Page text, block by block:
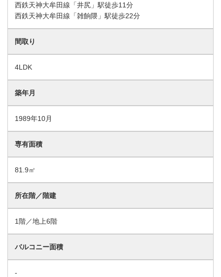
西鉄天神大牟田線「井尻」駅徒歩11分
西鉄天神大牟田線「雑餉隈」駅徒歩22分
間取り
4LDK
築年月
1989年10月
専有面積
81.9㎡
所在階／階建
1階／地上6階
バルコニー面積
-